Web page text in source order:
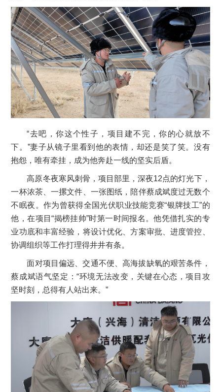
“去吧，你这个性子，项目建不完，你的心就放不
下。”妻子从镜子里看到他的表情，却还是笑了笑。没有
抱怨，唯有牵挂，成为他奔赴一线的坚实后盾。
高原冬夜寒风刺骨，项目部里，深夜12点的灯光下，
一杯浓茶、一摞文件、一张图纸，陪伴蔡成斌度过无数个
不眠夜。作为曾获得全国光伏职业技能竞赛“银牌技工”的
他，在项目“揭榜挂帅”时第一时间报名。他凭借扎实的专
业功底和丰富经验，将设计优化、方案审批、进度管控、
协调组织等工作打理得井井有条。
面对项目偏远、交通不便、高海拔缺氧的艰苦条件，
蔡成斌语气坚定：“环境无法改变，关键在心态，项目攻
坚时刻，总得有人站出来。”